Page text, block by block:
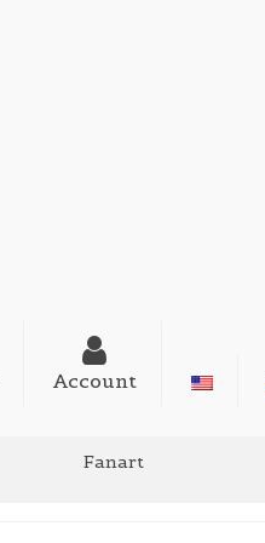
Account
Fanart